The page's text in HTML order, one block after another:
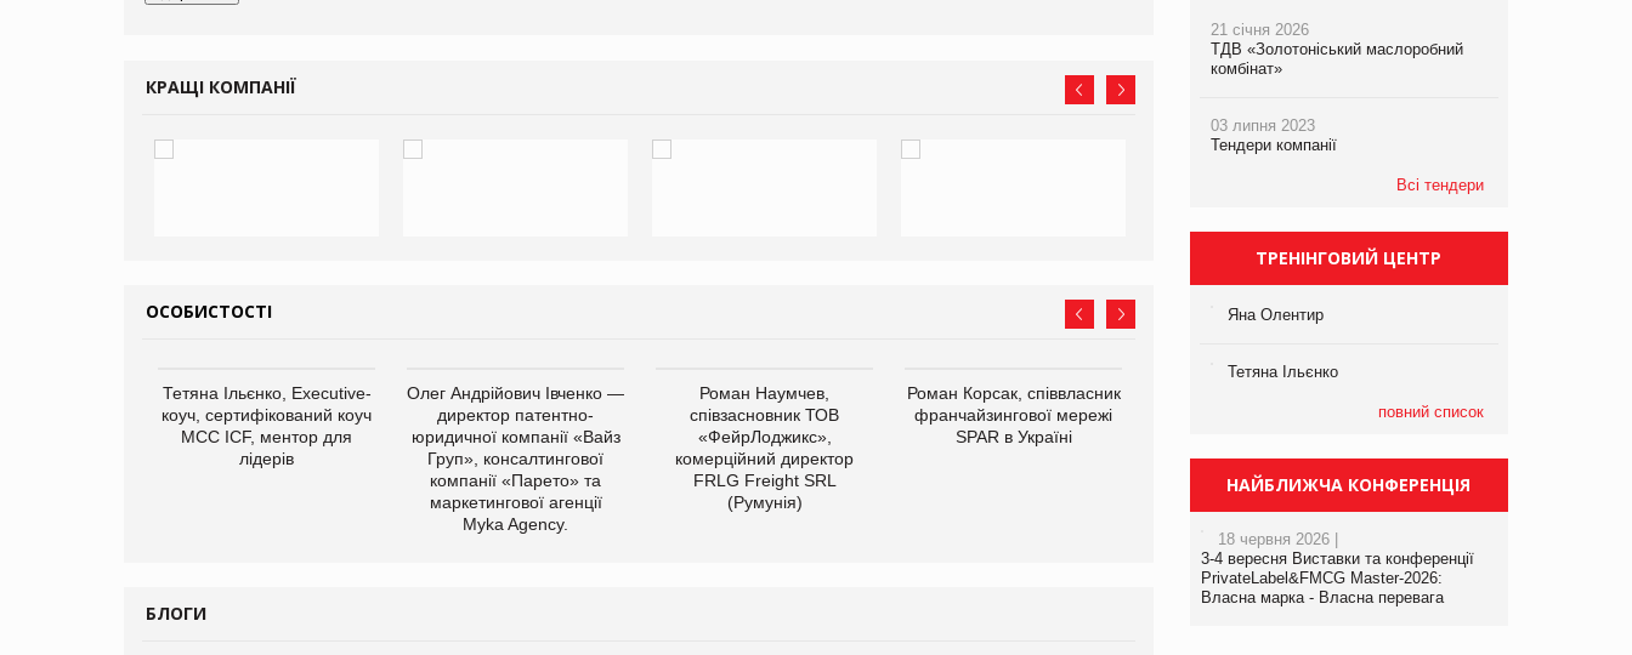
КРАЩІ КОМПАНІЇ
ОСОБИСТОСТІ
Тетяна Ільєнко, Executive-
коуч, сертифікований коуч
МСС ICF, ментор для
лідерів
Олег Андрійович Івченко —
директор патентно-
юридичної компанії «Вайз
Груп», консалтингової
компанії «Парето» та
маркетингової агенції
Myka Agency.
Роман Наумчев,
співзасновник ТОВ
«ФейрЛоджикс»,
комерційний директор
FRLG Freight SRL
(Румунія)
Роман Корсак, співвласник
франчайзингової мережі
SPAR в Україні
виробництва
компанії «УкраМарин»
БЛОГИ
21 січня 2026
ТДВ «Золотоніський маслоробний
комбінат»
03 липня 2023
Тендери компанії
Всі тендери
ТРЕНІНГОВИЙ ЦЕНТР
Яна Олентир
Тетяна Ільєнко
повний список
НАЙБЛИЖЧА КОНФЕРЕНЦІЯ
18 червня 2026 |
3-4 вересня Виставки та конференції
PrivateLabel&FMCG Master-2026:
Власна марка - Власна перевага